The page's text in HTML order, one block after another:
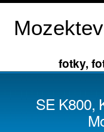
fotky,
SE K800,